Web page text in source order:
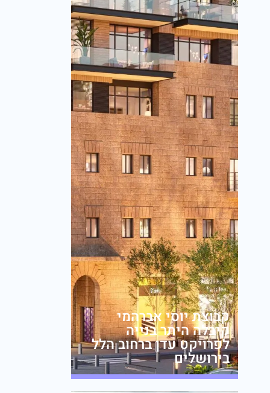
קבוצת יוסי אברהמי
קיבלה היתר בנייה
לפרויקט עדן ברחוב הלל
בירושלים